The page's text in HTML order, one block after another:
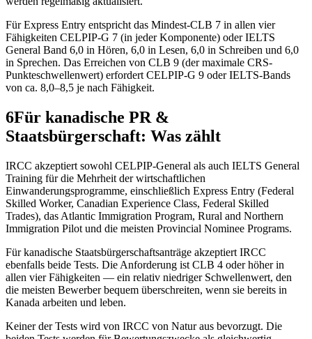
Für Express Entry entspricht das Mindest-CLB 7 in allen vier
Fähigkeiten CELPIP-G 7 (in jeder Komponente) oder IELTS
General Band 6,0 in Hören, 6,0 in Lesen, 6,0 in Schreiben und 6,0
in Sprechen. Das Erreichen von CLB 9 (der maximale CRS-
Punkteschwellenwert) erfordert CELPIP-G 9 oder IELTS-Bands
von ca. 8,0–8,5 je nach Fähigkeit.
6Für kanadische PR &
Staatsbürgerschaft: Was zählt
IRCC akzeptiert sowohl CELPIP-General als auch IELTS General
Training für die Mehrheit der wirtschaftlichen
Einwanderungsprogramme, einschließlich Express Entry (Federal
Skilled Worker, Canadian Experience Class, Federal Skilled
Trades), das Atlantic Immigration Program, Rural and Northern
Immigration Pilot und die meisten Provincial Nominee Programs.
Für kanadische Staatsbürgerschaftsanträge akzeptiert IRCC
ebenfalls beide Tests. Die Anforderung ist CLB 4 oder höher in
allen vier Fähigkeiten — ein relativ niedriger Schwellenwert, den
die meisten Bewerber bequem überschreiten, wenn sie bereits in
Kanada arbeiten und leben.
Keiner der Tests wird von IRCC von Natur aus bevorzugt. Die